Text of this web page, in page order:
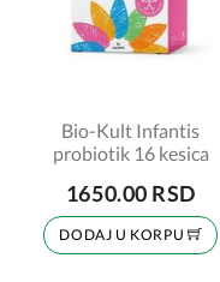
Bio-Kult Infantis
probiotik 16 kesica
1650.00 RSD
DODAJ U KORPU